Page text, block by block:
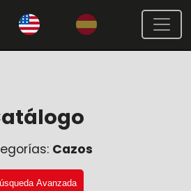
Cazos
Avanzada